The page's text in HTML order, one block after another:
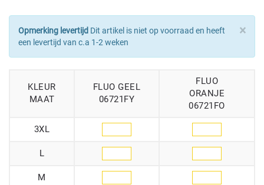
×
Opmerking levertijd Dit artikel is niet op voorraad en heeft
een levertijd van c.a 1-2 weken
KLEUR
MAAT
FLUO GEEL
06721FY
FLUO
ORANJE
06721FO
3XL
L
M